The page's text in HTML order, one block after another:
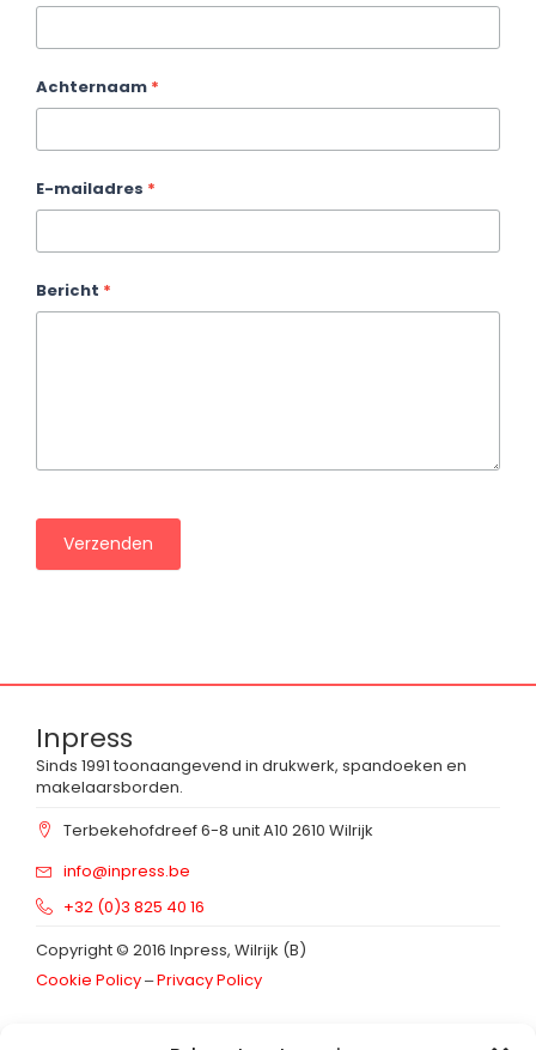
pagina
Achternaam *
E-mailadres *
Bericht *
Verzenden
Inpress
Sinds 1991 toonaangevend in drukwerk, spandoeken en
makelaarsborden.
Terbekehofdreef 6-8 unit A10 2610 Wilrijk
info@inpress.be
+32 (0)3 825 40 16
Copyright © 2016 Inpress, Wilrijk (B)
Cookie Policy‒Privacy Policy